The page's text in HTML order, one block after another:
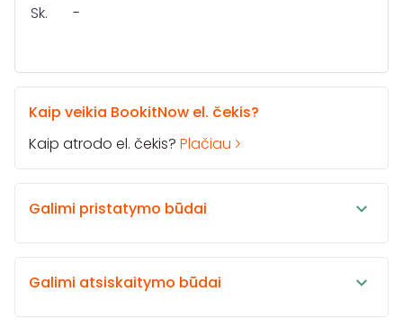
Sk.
-
Kaip veikia BookitNow el. čekis?
Kaip atrodo el. čekis? Plačiau
Galimi pristatymo būdai
Galimi atsiskaitymo būdai